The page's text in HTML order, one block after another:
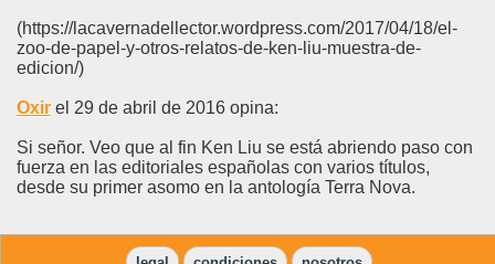
(https://lacavernadellector.wordpress.com/2017/04/18/el-
zoo-de-papel-y-otros-relatos-de-ken-liu-muestra-de-
edicion/)
Oxir el 29 de abril de 2016 opina:
Si señor. Veo que al fin Ken Liu se está abriendo paso con
fuerza en las editoriales españolas con varios títulos,
desde su primer asomo en la antología Terra Nova.